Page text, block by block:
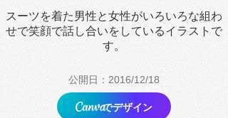
スーツを着た男性と女性がいろいろな組わ
せで笑顔で話し合いをしているイラストで
す。
公開日：2016/12/18
でデザイン